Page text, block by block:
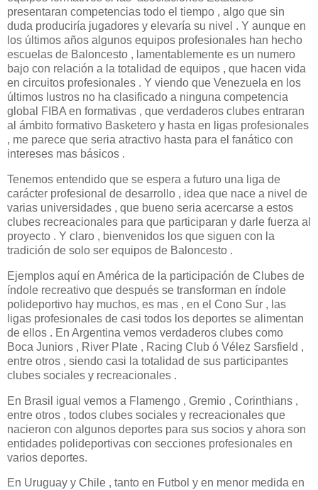
presentaran competencias todo el tiempo , algo que sin
duda produciría jugadores y elevaría su nivel . Y aunque en
los últimos años algunos equipos profesionales han hecho
escuelas de Baloncesto , lamentablemente es un numero
bajo con relación a la totalidad de equipos , que hacen vida
en circuitos profesionales . Y viendo que Venezuela en los
últimos lustros no ha clasificado a ninguna competencia
global FIBA en formativas , que verdaderos clubes entraran
al ámbito formativo Basketero y hasta en ligas profesionales
, me parece que seria atractivo hasta para el fanático con
intereses mas básicos .
Tenemos entendido que se espera a futuro una liga de
carácter profesional de desarrollo , idea que nace a nivel de
varias universidades , que bueno seria acercarse a estos
clubes recreacionales para que participaran y darle fuerza al
proyecto . Y claro , bienvenidos los que siguen con la
tradición de solo ser equipos de Baloncesto .
Ejemplos aquí en América de la participación de Clubes de
índole recreativo que después se transforman en índole
polideportivo hay muchos, es mas , en el Cono Sur , las
ligas profesionales de casi todos los deportes se alimentan
de ellos . En Argentina vemos verdaderos clubes como
Boca Juniors , River Plate , Racing Club ó Vélez Sarsfield ,
entre otros , siendo casi la totalidad de sus participantes
clubes sociales y recreacionales .
En Brasil igual vemos a Flamengo , Gremio , Corinthians ,
entre otros , todos clubes sociales y recreacionales que
nacieron con algunos deportes para sus socios y ahora son
entidades polideportivas con secciones profesionales en
varios deportes.
En Uruguay y Chile , tanto en Futbol y en menor medida en